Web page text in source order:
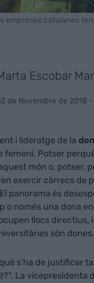
empreses catalanes
Escobar
de Novembre de 2018
i lideratge de la
femení. Potser
món o, potser,
exercir càrrecs de
panorama és
o només una dona
llocs directius,
són dones.
s’ha de justificar
La vicepresidenta